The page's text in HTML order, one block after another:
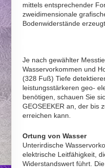
mittels entsprechender
zweidimensionale
Bodenwiderstände erzeugt.
Je nach gewählter
Wasservorkommen und
(328 Fuß) Tiefe
leistungsstärkeren geo-
benötigen, schauen Sie
GEOSEEKER an, der bis
erreichen kann.
Ortung von Wasser
Unterirdische
elektrische Leitfähigkeit,
Widerstandswert führt.